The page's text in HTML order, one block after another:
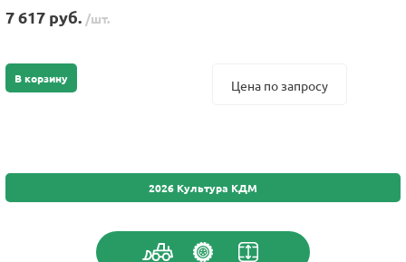
7 617 руб. /шт.
В корзину Цена по запросу
2026 Культура КДМ